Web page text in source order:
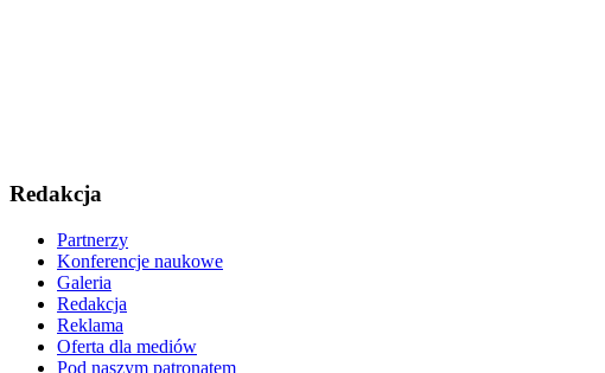
Redakcja
Partnerzy
Konferencje naukowe
Galeria
Redakcja
Reklama
Oferta dla mediów
Pod naszym patronatem